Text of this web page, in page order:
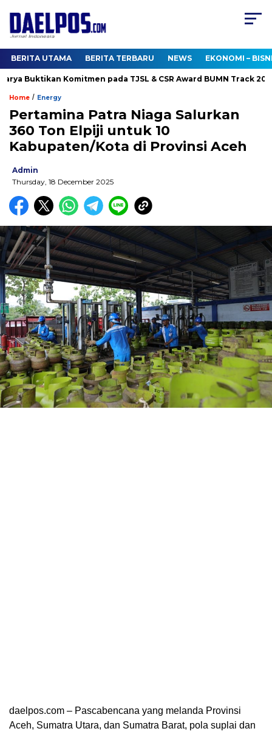
BERITA UTAMA BERITA TERBARU NEWS EKONOMI –
Komitmen pada TJSL & CSR Award BUMN Track 2026
Home / Energy
Pertamina Patra Niaga Salurkan
360 Ton Elpiji untuk 10
Kabupaten/Kota di Provinsi Aceh
Admin
Thursday, 18 December 2025
daelpos.com – Pascabencana yang melanda Provinsi
Aceh, Sumatra Utara, dan Sumatra Barat, pola suplai dan